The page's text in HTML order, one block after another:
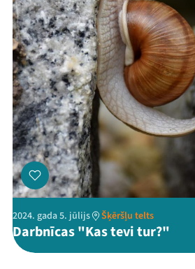
2024. gada 5. jūlijs Šķēršļu telts
Darbnīcas "Kas tevi tur?"